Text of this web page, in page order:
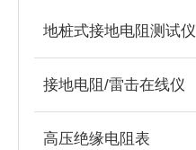
地桩式接地电阻测试仪
接地电阻/雷击在线仪
高压绝缘电阻表